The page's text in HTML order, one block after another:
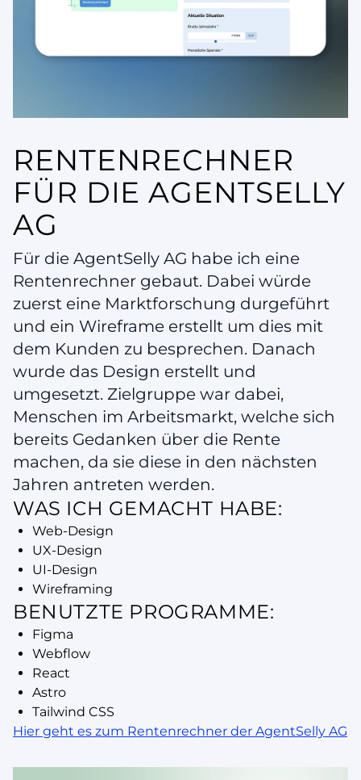
RENTENRECHNER
FÜR DIE AGENTSELLY
AG
Für die AgentSelly AG habe ich eine
Rentenrechner gebaut. Dabei würde
zuerst eine Marktforschung durgeführt
und ein Wireframe erstellt um dies mit
dem Kunden zu besprechen. Danach
wurde das Design erstellt und
umgesetzt. Zielgruppe war dabei,
Menschen im Arbeitsmarkt, welche sich
bereits Gedanken über die Rente
machen, da sie diese in den nächsten
Jahren antreten werden.
WAS ICH GEMACHT HABE:
Web-Design
UX-Design
UI-Design
Wireframing
BENUTZTE PROGRAMME:
Figma
Webflow
React
Astro
Tailwind CSS
Hier geht es zum Rentenrechner der AgentSelly AG